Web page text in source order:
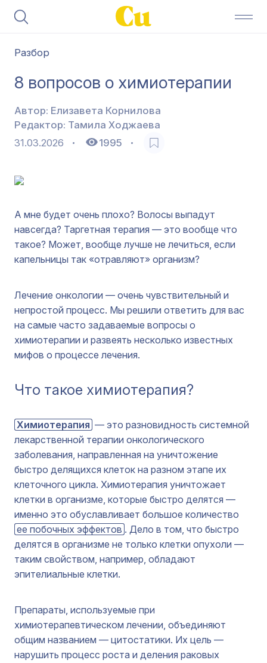
Разбор
8 вопросов о химиотерапии
Автор: Елизавета Корнилова
Редактор: Тамила Ходжаева
31.03.2026
1995
А мне будет очень плохо? Волосы выпадут
навсегда? Таргетная терапия — это вообще что
такое? Может, вообще лучше не лечиться, если
капельницы так «отравляют» организм?
Лечение онкологии — очень чувствительный и
непростой процесс. Мы решили ответить для вас
на самые часто задаваемые вопросы о
химиотерапии и развеять несколько известных
мифов о процессе лечения.
Что такое химиотерапия?
Химиотерапия — это разновидность системной
лекарственной терапии онкологического
заболевания, направленная на уничтожение
быстро делящихся клеток на разном этапе их
клеточного цикла. Химиотерапия уничтожает
клетки в организме, которые быстро делятся —
именно это обуславливает большое количество
ее побочных эффектов . Дело в том, что быстро
делятся в организме не только клетки опухоли —
таким свойством, например, обладают
эпителиальные клетки.
Препараты, используемые при
химиотерапевтическом лечении, объединяют
общим названием — цитостатики. Их цель —
нарушить процесс роста и деления раковых